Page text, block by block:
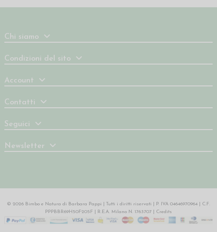
Chi siamo
Condizioni del sito
Account
Contatti
Seguici
Newsletter
© 2026 Bimbo e Natura di Barbara Pappi | Tutti i diritti riservati | P. IVA 04646970964 | C.F.
PPPBBR69H50F205F | R.E.A. Milano N. 1763707 | Credits